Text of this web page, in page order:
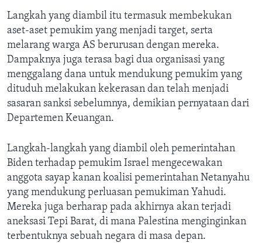
Langkah yang diambil itu termasuk membekukan
aset-aset pemukim yang menjadi target, serta
melarang warga AS berurusan dengan mereka.
Dampaknya juga terasa bagi dua organisasi yang
menggalang dana untuk mendukung pemukim yang
dituduh melakukan kekerasan dan telah menjadi
sasaran sanksi sebelumnya, demikian pernyataan dari
Departemen Keuangan.
Langkah-langkah yang diambil oleh pemerintahan
Biden terhadap pemukim Israel mengecewakan
anggota sayap kanan koalisi pemerintahan Netanyahu
yang mendukung perluasan pemukiman Yahudi.
Mereka juga berharap pada akhirnya akan terjadi
aneksasi Tepi Barat, di mana Palestina menginginkan
terbentuknya sebuah negara di masa depan.